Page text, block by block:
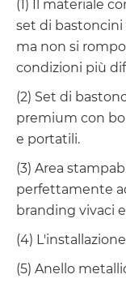
(1) Il materiale
set di bastoncini
ma non si
condizioni più
(2) Set di
premium con
e portatili.
(3) Area
perfettamente
branding vivaci
(4)
(5) Anello